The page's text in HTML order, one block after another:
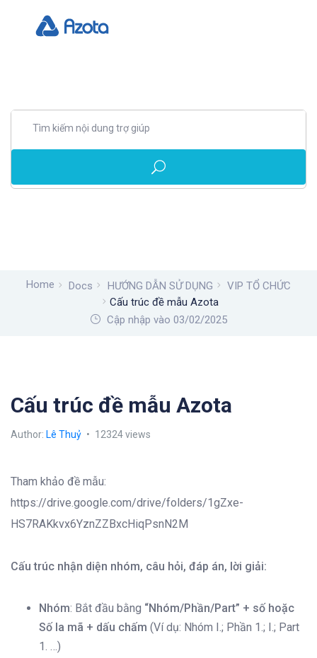
Home Docs HƯỚNG DẪN SỬ DỤNG
VIP TỔ CHỨC
Cấu trúc đề mẫu Azota
Cập nhập vào 03/02/2025
Cấu trúc đề mẫu Azota
Author: Lê Thuỷ 12324 views
Tham khảo đề mẫu:
https://drive.google.com/drive/folders/1gZxe-
HS7RAKkvx6YznZZBxcHiqPsnN2M
Cấu trúc nhận diện nhóm, câu hỏi, đáp án, lời giải:
Nhóm: Bắt đầu bằng “Nhóm/Phần/Part” + số hoặc
Số la mã + dấu chấm (Ví dụ: Nhóm I.; Phần 1.; I.; Part
1. …)